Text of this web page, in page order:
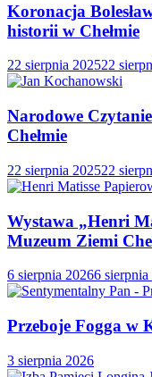
Koronacja
historii w Chełmie
22 sierpnia 202522
Narodowe
Chełmie
22 sierpnia 202522
Wystawa „Henri
Muzeum Ziemi
6 sierpnia 20266 sierpnia
Przeboje Fogga w
3 sierpnia 2026